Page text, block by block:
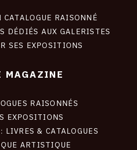
CATALOGUE RAISONNÉ
DÉDIÉS AUX GALERISTES
SES EXPOSITIONS
MAGAZINE
RAISONNÉS
EXPOSITIONS
& CATALOGUES
ARTISTIQUE